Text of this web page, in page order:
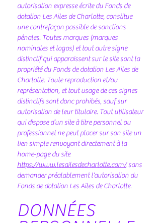
autorisation expresse écrite du Fonds de
dotation Les Ailes de Charlotte, constitue
une contrefaçon passible de sanctions
pénales. Toutes marques (marques
nominales et logos) et tout autre signe
distinctif qui apparaissent sur le site sont la
propriété du Fonds de dotation Les Ailes de
Charlotte. Toute reproduction et/ou
représentation, et tout usage de ces signes
distinctifs sont donc prohibés, sauf sur
autorisation de leur titulaire. Tout utilisateur
qui dispose d’un site à titre personnel ou
professionnel ne peut placer sur son site un
lien simple renvoyant directement à la
home-page du site
https://www.lesailesdecharlotte.com/, sans
demander préalablement l’autorisation du
Fonds de dotation Les Ailes de Charlotte.
DONNÉES